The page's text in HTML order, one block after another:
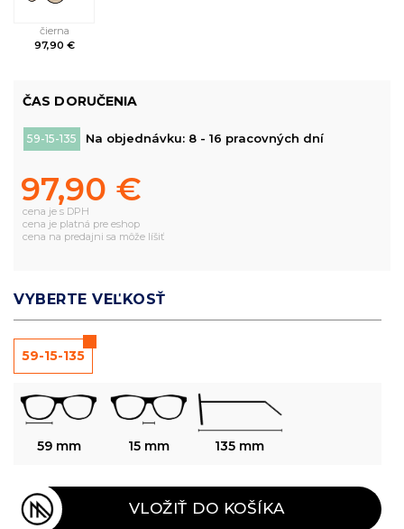
čierna
97,90 €
ČAS DORUČENIA
59-15-135 Na objednávku: 8 - 16 pracovných dní
97,90 €
cena je s DPH
cena je platná pre eshop
cena na predajni sa môže líšiť
VYBERTE VEĽKOSŤ
59-15-135
59 mm 15 mm 135 mm
VLOŽIŤ DO KOŠÍKA